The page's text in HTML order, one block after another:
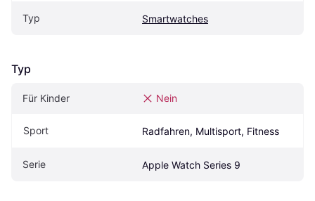
Typ Smartwatches
Typ
Für Kinder Nein
Sport Radfahren, Multisport, Fitness
Serie Apple Watch Series 9